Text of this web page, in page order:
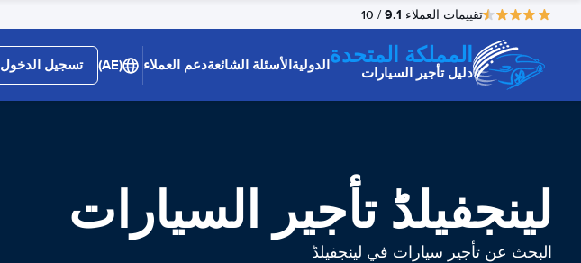
تقييمات العملاء 9.1
/ 10
المملكة المتحدة
دليل تأجير السيارات الدوليةالأسئلة الشائعةدعم العملاء (AE) تسجيل الدخول
لینجفیلڈ تأجير السيارات
البحث عن تأجير سيارات في لینجفیلڈ